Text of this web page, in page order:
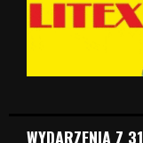
WYDARZENIA Z